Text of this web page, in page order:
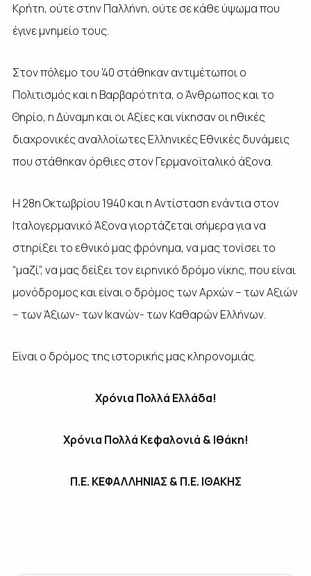
Κρήτη, ούτε στην Παλλήνη, ούτε σε κάθε ύψωμα που
έγινε μνημείο τους.
Στον πόλεμο του ’40 στάθηκαν αντιμέτωποι ο
Πολιτισμός και η Βαρβαρότητα, ο Άνθρωπος και το
Θηρίο, η Δύναμη και οι Αξίες και νίκησαν οι ηθικές
διαχρονικές αναλλοίωτες Ελληνικές Εθνικές δυνάμεις
που στάθηκαν όρθιες στον Γερμανοϊταλικό άξονα.
Η 28η Οκτωβρίου 1940 και η Αντίσταση ενάντια στον
Ιταλογερμανικό Άξονα γιορτάζεται σήμερα για να
στηρίξει το εθνικό μας φρόνημα, να μας τονίσει το
“μαζί”, να μας δείξει τον ειρηνικό δρόμο νίκης, που είναι
μονόδρομος και είναι ο δρόμος των Αρχών – των Αξιών
– των Άξιων- των Ικανών- των Καθαρών Ελλήνων.
Είναι ο δρόμος της ιστορικής μας κληρονομιάς.
Χρόνια Πολλά Ελλάδα!
Χρόνια Πολλά Κεφαλονιά & Ιθάκη!
Π.Ε. ΚΕΦΑΛΛΗΝΙΑΣ & Π.Ε. ΙΘΑΚΗΣ